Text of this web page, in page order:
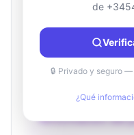
Información de
País
Ciudad
Región
Información del
de
🔒 Privado y seguro
¿Qué